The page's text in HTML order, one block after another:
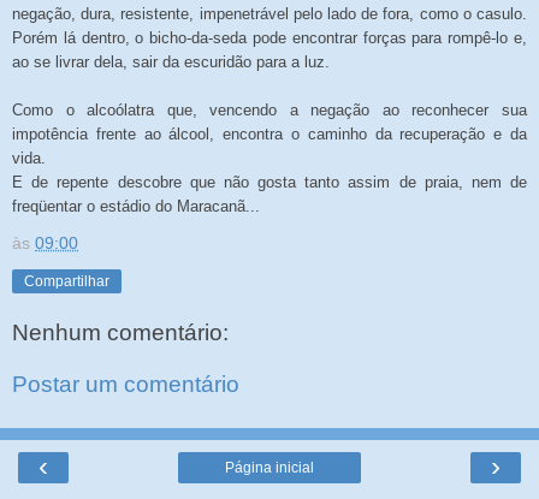
negação, dura, resistente, impenetrável pelo lado de fora, como o casulo.
Porém lá dentro, o bicho-da-seda pode encontrar forças para rompê-lo e,
ao se livrar dela, sair da escuridão para a luz.
Como o alcoólatra que, vencendo a negação ao reconhecer sua
impotência frente ao álcool, encontra o caminho da recuperação e da
vida.
E de repente descobre que não gosta tanto assim de praia, nem de
freqüentar o estádio do Maracanã...
às 09:00
Compartilhar
Nenhum comentário:
Postar um comentário
‹ ›
Página inicial